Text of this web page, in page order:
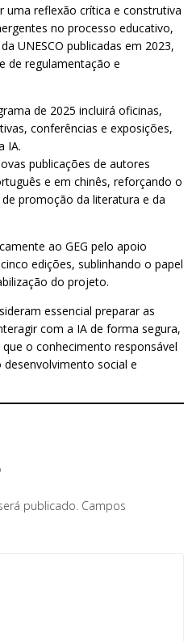
uma reflexão crítica e construtiva
no processo educativo,
UNESCO publicadas em 2023,
de regulamentação e
de 2025 incluirá oficinas,
conferências e exposições,
IA.
publicações de autores
e em chinês, reforçando o
promoção da literatura e da
ao GEG pelo apoio
edições, sublinhando o papel
do projeto.
essencial preparar as
com a IA de forma segura,
o conhecimento responsável
social e
publicado. Campos